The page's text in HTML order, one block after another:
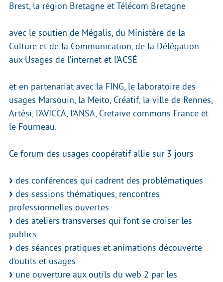
Brest, la région Bretagne et Télécom Bretagne
avec le soutien de Mégalis, du Ministère de la
Culture et de la Communication, de la Délégation
aux Usages de l’internet et l’ACSÉ
et en partenariat avec la FING, le laboratoire des
usages Marsouin, la Meito, Créatif, la ville de Rennes,
Artési, l’AVICCA, l’ANSA, Cretaive commons France et
le Fourneau.
Ce forum des usages coopératif allie sur 3 jours
des conférences qui cadrent des problématiques
des sessions thématiques, rencontres
professionnelles ouvertes
des ateliers transverses qui font se croiser les
publics
des séances pratiques et animations découverte
d’outils et usages
une ouverture aux outils du web 2 par les